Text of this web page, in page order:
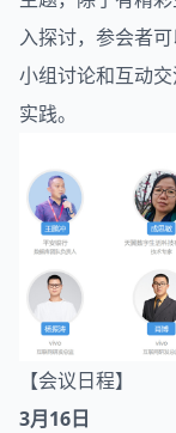
入探讨，参会者
小组讨论和互动
实践。
【会议日程】
3月16日